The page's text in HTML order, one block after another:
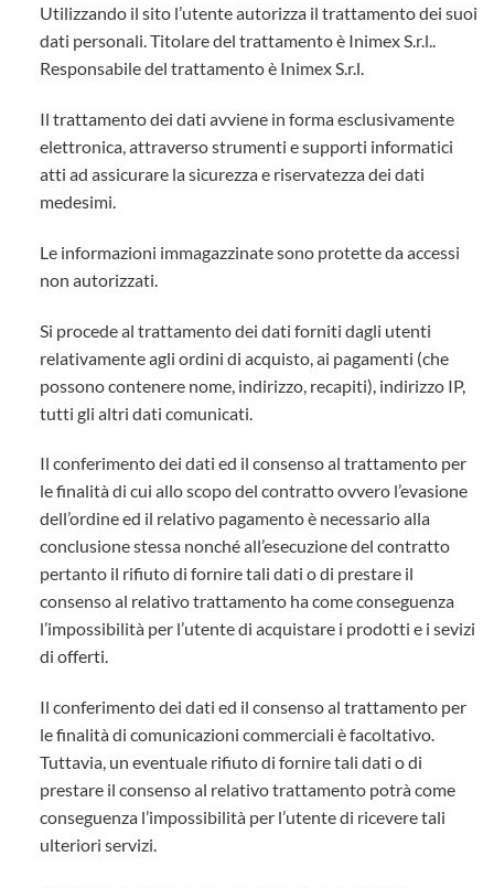
Utilizzando il sito l’utente autorizza il trattamento dei suoi
dati personali. Titolare del trattamento è Inimex S.r.l..
Responsabile del trattamento è Inimex S.r.l.
Il trattamento dei dati avviene in forma esclusivamente
elettronica, attraverso strumenti e supporti informatici
atti ad assicurare la sicurezza e riservatezza dei dati
medesimi.
Le informazioni immagazzinate sono protette da accessi
non autorizzati.
Si procede al trattamento dei dati forniti dagli utenti
relativamente agli ordini di acquisto, ai pagamenti (che
possono contenere nome, indirizzo, recapiti), indirizzo IP,
tutti gli altri dati comunicati.
Il conferimento dei dati ed il consenso al trattamento per
le finalità di cui allo scopo del contratto ovvero l’evasione
dell’ordine ed il relativo pagamento è necessario alla
conclusione stessa nonché all’esecuzione del contratto
pertanto il rifiuto di fornire tali dati o di prestare il
consenso al relativo trattamento ha come conseguenza
l’impossibilità per l’utente di acquistare i prodotti e i sevizi
di offerti.
Il conferimento dei dati ed il consenso al trattamento per
le finalità di comunicazioni commerciali è facoltativo.
Tuttavia, un eventuale rifiuto di fornire tali dati o di
prestare il consenso al relativo trattamento potrà come
conseguenza l’impossibilità per l’utente di ricevere tali
ulteriori servizi.